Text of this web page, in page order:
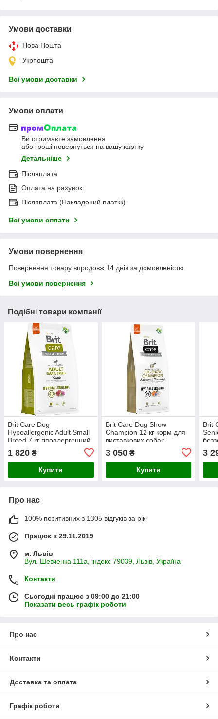
Умови доставки
Нова Пошта
Укрпошта
Всі умови доставки
Умови оплати
Ви отримаєте замовлення
або гроші повернуться на вашу картку
Детальніше
Післяплата
Оплата на рахунок
Післяплата (Накладений платіж)
Всі умови оплати
Умови повернення
Повернення товару впродовж 14 днів за домовленістю
Всі умови повернення
Подібні товари компанії
Brit Care Dog
Hypoallergenic Adult Small
Breed 7 кг гіпоалергенний
для собак малих порід з
ягням
1 820 ₴
Купити
Brit Care Dog Show
Champion 12 кг корм для
виставкових собак
3 050₴
Купити
Brit
3
Про нас
100% позитивних з 1305 відгуків за рік
Працює з 29.11.2019
м. Львів
Вул. Шевченка 111а, індекс 79039, Львів, Україна
Контакти
Сьогодні працює з 09:00 до 21:00
Показати весь графік роботи
Про нас
Контакти
Доставка та оплата
Графік роботи